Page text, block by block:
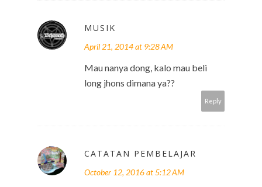
MUSIK
April 21, 2014 at 9:28 AM
Mau nanya dong, kalo mau beli
long jhons dimana ya??
Reply
CATATAN PEMBELAJAR
October 12, 2016 at 5:12 AM